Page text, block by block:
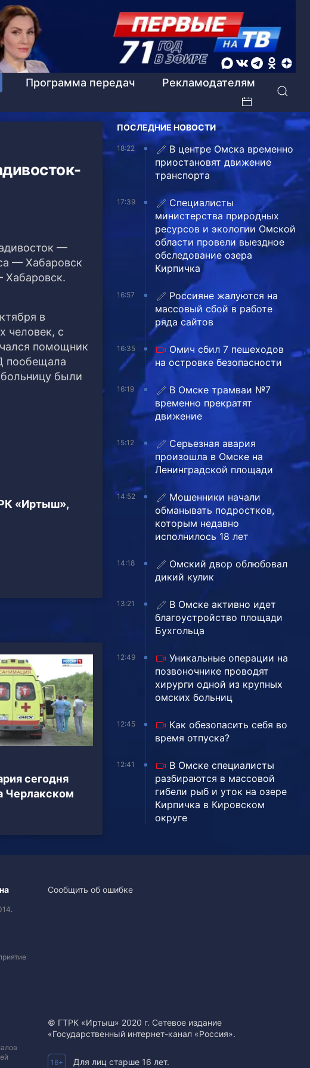
Программа передач
Рекламодателям
—
— Хабаровск
в
человек, с
помощник
пообещала
были
«Иртыш»,
сегодня
Черлакском
ПОСЛЕДНИЕ НОВОСТИ
18:22
В центре Омска временно
приостановят движение
транспорта
17:39
Специалисты
министерства природных
ресурсов и экологии Омской
области провели выездное
обследование озера
Кирпичка
16:57
Россияне жалуются на
массовый сбой в работе
ряда сайтов
16:35
Омич сбил 7 пешеходов
на островке безопасности
16:19
В Омске трамваи №7
временно прекратят
движение
15:12
Серьезная авария
произошла в Омске на
Ленинградской площади
14:52
Мошенники начали
обманывать подростков,
которым недавно
исполнилось 18 лет
14:18
Омский двор облюбовал
дикий кулик
13:21
В Омске активно идет
благоустройство площади
Бухгольца
12:49
Уникальные операции на
позвоночнике проводят
хирурги одной из крупных
омских больниц
12:45
Как обезопасить себя во
время отпуска?
12:41
В Омске специалисты
разбираются в массовой
гибели рыб и уток на озере
Кирпичка в Кировском
округе
Сообщить об ошибке
© ГТРК «Иртыш» 2020 г. Сетевое издание
«Государственный интернет-канал «Россия».
16+ Для лиц старше 16 лет.